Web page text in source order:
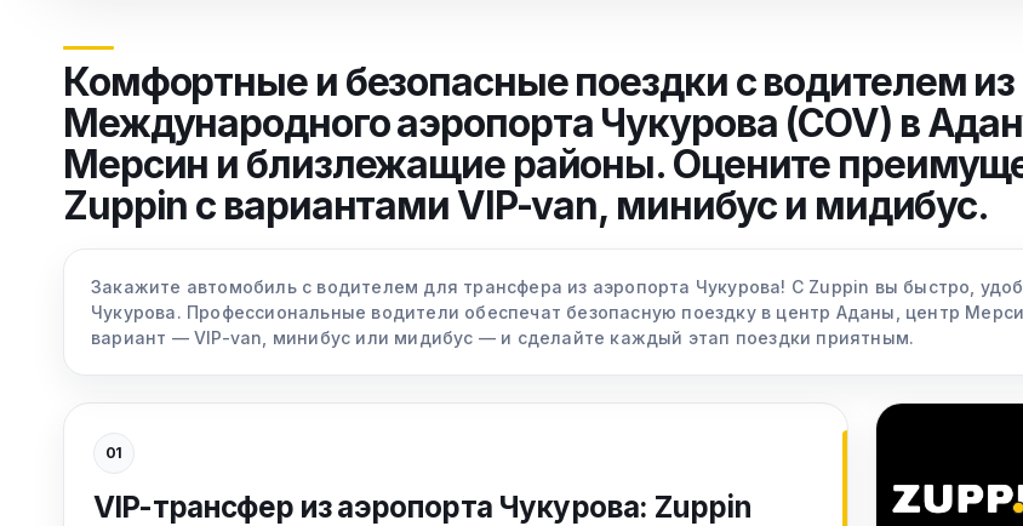
Комфортные и безопасные поездки с водителем из
Международного аэропорта Чукурова (COV) в
Мерсин и близлежащие районы. Оцените
Zuppin с вариантами VIP-van, минибус и мидибус.
Закажите автомобиль с водителем для трансфера из аэропорта Чукурова! С Zuppin вы быстро,
Чукурова. Профессиональные водители обеспечат безопасную поездку в центр Аданы, центр
вариант — VIP-van, минибус или мидибус — и сделайте каждый этап поездки приятным.
01
VIP-трансфер из аэропорта Чукурова: Zuppin